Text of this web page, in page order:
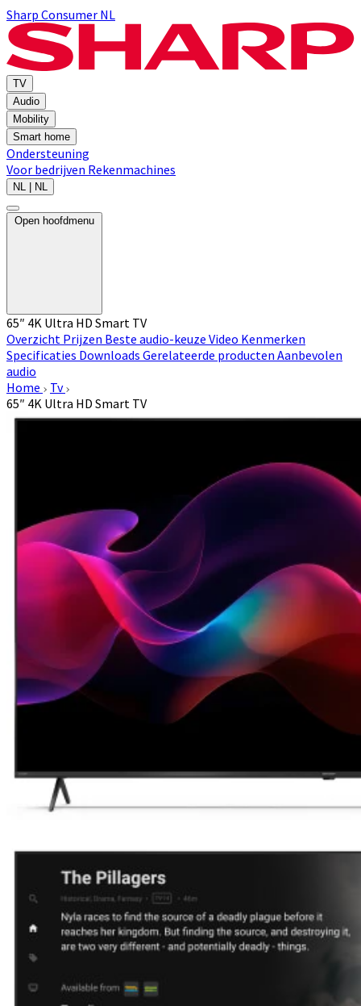
Sharp Consumer NL
TV
Audio
Mobility
Smart home
Ondersteuning
Voor bedrijven Rekenmachines
NL | NL
Open hoofdmenu
65″ 4K Ultra HD Smart TV
Overzicht Prijzen Beste audio-keuze Video Kenmerken
Specificaties Downloads Gerelateerde producten Aanbevolen
audio
Home
Tv
65″ 4K Ultra HD Smart TV